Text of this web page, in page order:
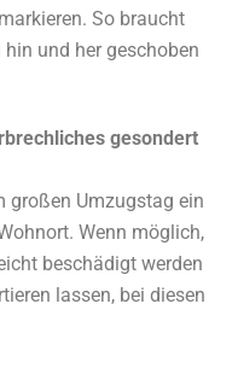
So braucht
und her geschoben
gesondert
großen Umzugstag ein
Wenn möglich,
beschädigt werden
lassen, bei diesen